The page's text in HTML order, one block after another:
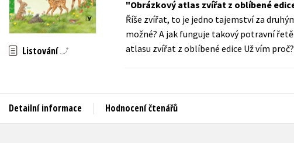
Auto - moto
Beletrie pro děti
Beletrie pro dospělé
Jazyky
Kalendáře
Všechny
Listování
Obrázkový atlas zvířat z oblíbené
Říše zvířat, to je jedno tajemství za
možné? A jak funguje takový potravní
atlasu zvířat z oblíbené edice Už vím
Detailní informace Hodnocení čtenářů